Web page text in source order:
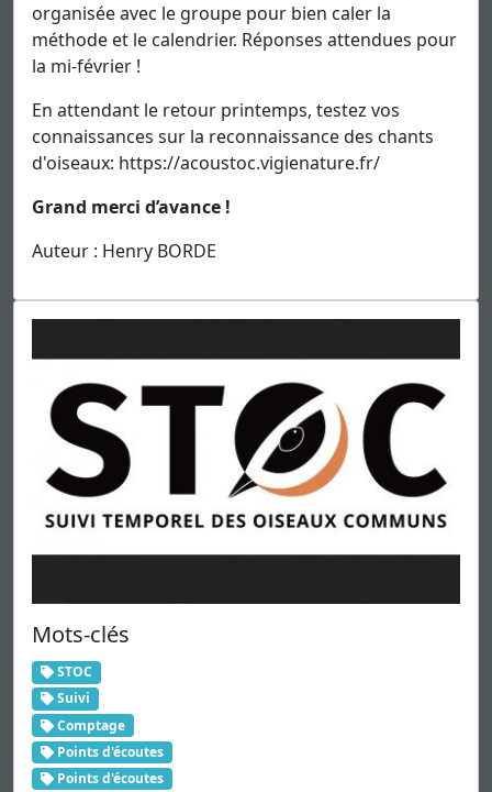
organisée avec le groupe pour bien caler la
méthode et le calendrier. Réponses attendues pour
la mi-février !
En attendant le retour printemps, testez vos
connaissances sur la reconnaissance des chants
d'oiseaux: https://acoustoc.vigienature.fr/
Grand merci d’avance !
Auteur : Henry BORDE
Mots-clés
STOC
Suivi
Comptage
Points d'écoutes
Points d'écoutes